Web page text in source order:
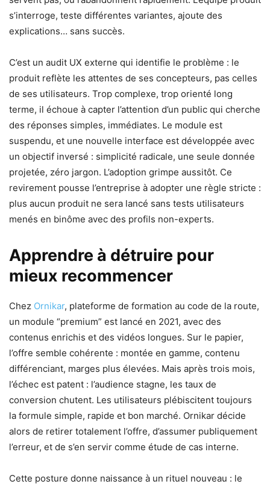
s’interroge, teste différentes variantes, ajoute des
explications… sans succès.
C’est un audit UX externe qui identifie le problème : le
produit reflète les attentes de ses concepteurs, pas celles
de ses utilisateurs. Trop complexe, trop orienté long
terme, il échoue à capter l’attention d’un public qui cherche
des réponses simples, immédiates. Le module est
suspendu, et une nouvelle interface est développée avec
un objectif inversé : simplicité radicale, une seule donnée
projetée, zéro jargon. L’adoption grimpe aussitôt. Ce
revirement pousse l’entreprise à adopter une règle stricte :
plus aucun produit ne sera lancé sans tests utilisateurs
menés en binôme avec des profils non-experts.
Apprendre à détruire pour
mieux recommencer
Chez Ornikar, plateforme de formation au code de la route,
un module “premium” est lancé en 2021, avec des
contenus enrichis et des vidéos longues. Sur le papier,
l’offre semble cohérente : montée en gamme, contenu
différenciant, marges plus élevées. Mais après trois mois,
l’échec est patent : l’audience stagne, les taux de
conversion chutent. Les utilisateurs plébiscitent toujours
la formule simple, rapide et bon marché. Ornikar décide
alors de retirer totalement l’offre, d’assumer publiquement
l’erreur, et de s’en servir comme étude de cas interne.
Cette posture donne naissance à un rituel nouveau : le